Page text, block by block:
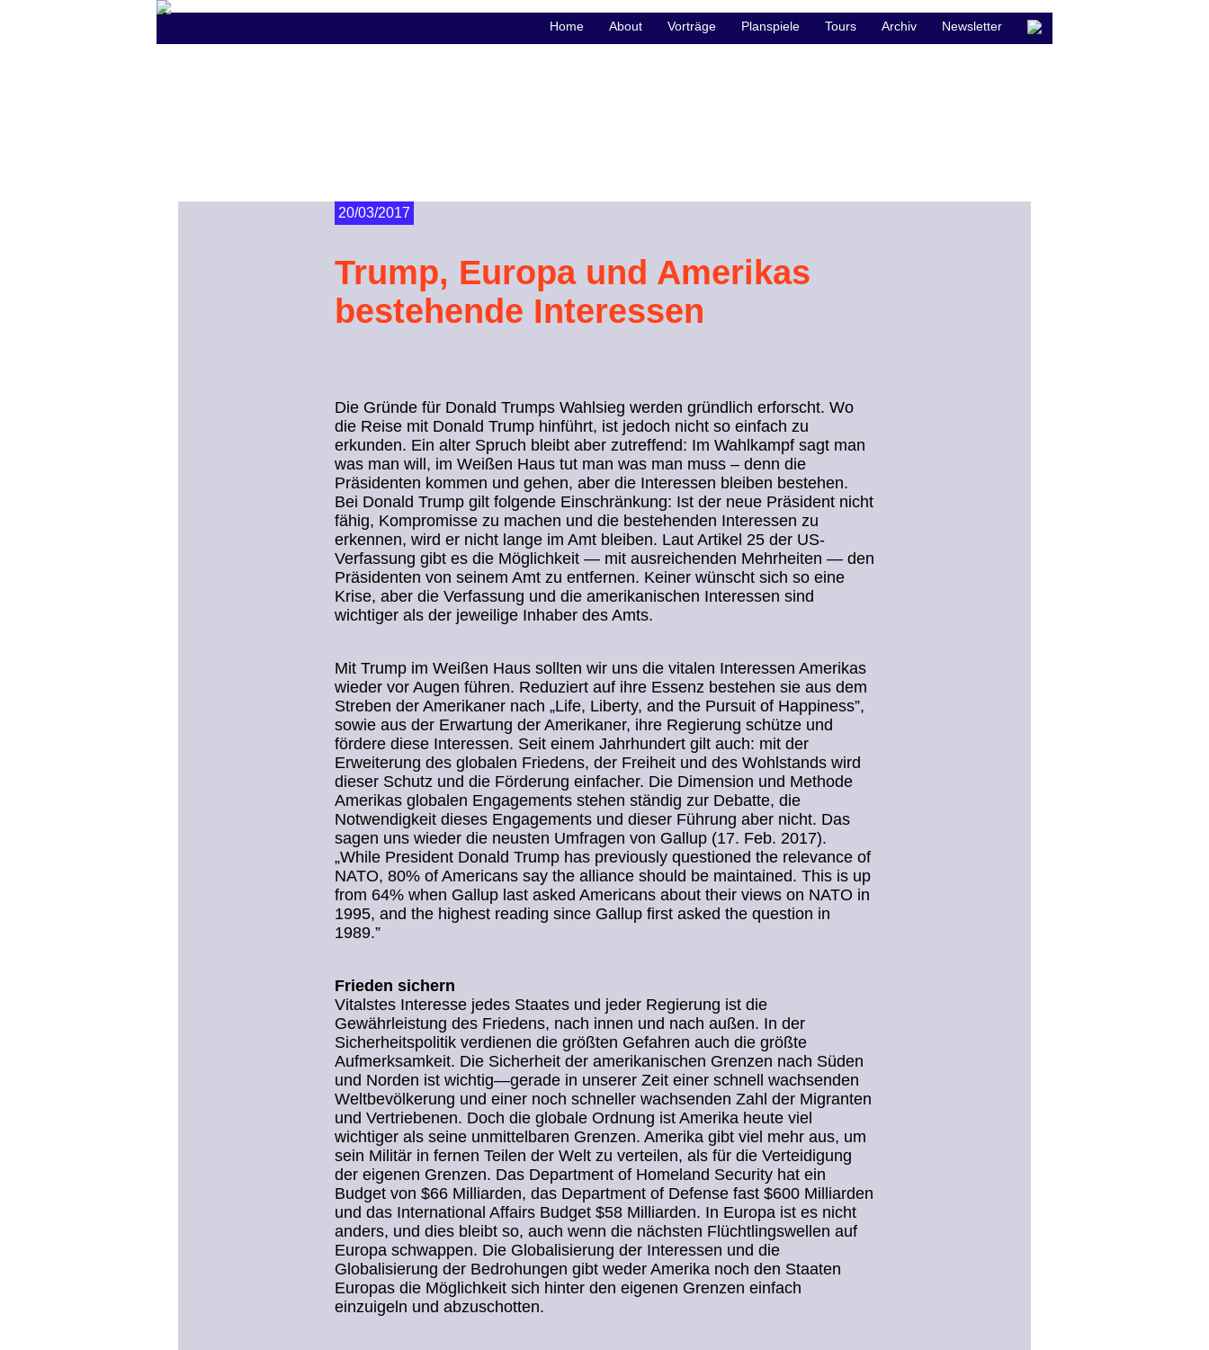
20/03/2017
Trump, Europa und Amerikas
bestehende Interessen
Die Gründe für Donald Trumps Wahlsieg werden gründlich erforscht. Wo
die Reise mit Donald Trump hinführt, ist jedoch nicht so einfach zu
erkunden. Ein alter Spruch bleibt aber zutreffend: Im Wahlkampf sagt man
was man will, im Weißen Haus tut man was man muss – denn die
Präsidenten kommen und gehen, aber die Interessen bleiben bestehen.
Bei Donald Trump gilt folgende Einschränkung: Ist der neue Präsident nicht
fähig, Kompromisse zu machen und die bestehenden Interessen zu
erkennen, wird er nicht lange im Amt bleiben. Laut Artikel 25 der US-
Verfassung gibt es die Möglichkeit — mit ausreichenden Mehrheiten — den
Präsidenten von seinem Amt zu entfernen. Keiner wünscht sich so eine
Krise, aber die Verfassung und die amerikanischen Interessen sind
wichtiger als der jeweilige Inhaber des Amts.
Mit Trump im Weißen Haus sollten wir uns die vitalen Interessen Amerikas
wieder vor Augen führen. Reduziert auf ihre Essenz bestehen sie aus dem
Streben der Amerikaner nach „Life, Liberty, and the Pursuit of Happiness”,
sowie aus der Erwartung der Amerikaner, ihre Regierung schütze und
fördere diese Interessen. Seit einem Jahrhundert gilt auch: mit der
Erweiterung des globalen Friedens, der Freiheit und des Wohlstands wird
dieser Schutz und die Förderung einfacher. Die Dimension und Methode
Amerikas globalen Engagements stehen ständig zur Debatte, die
Notwendigkeit dieses Engagements und dieser Führung aber nicht. Das
sagen uns wieder die neusten Umfragen von Gallup (17. Feb. 2017).
„While President Donald Trump has previously questioned the relevance of
NATO, 80% of Americans say the alliance should be maintained. This is up
from 64% when Gallup last asked Americans about their views on NATO in
1995, and the highest reading since Gallup first asked the question in
1989.”
Frieden sichern
Vitalstes Interesse jedes Staates und jeder Regierung ist die
Gewährleistung des Friedens, nach innen und nach außen. In der
Sicherheitspolitik verdienen die größten Gefahren auch die größte
Aufmerksamkeit. Die Sicherheit der amerikanischen Grenzen nach Süden
und Norden ist wichtig—gerade in unserer Zeit einer schnell wachsenden
Weltbevölkerung und einer noch schneller wachsenden Zahl der Migranten
und Vertriebenen. Doch die globale Ordnung ist Amerika heute viel
wichtiger als seine unmittelbaren Grenzen. Amerika gibt viel mehr aus, um
sein Militär in fernen Teilen der Welt zu verteilen, als für die Verteidigung
der eigenen Grenzen. Das Department of Homeland Security hat ein
Budget von $66 Milliarden, das Department of Defense fast $600 Milliarden
und das International Affairs Budget $58 Milliarden. In Europa ist es nicht
anders, und dies bleibt so, auch wenn die nächsten Flüchtlingswellen auf
Europa schwappen. Die Globalisierung der Interessen und die
Globalisierung der Bedrohungen gibt weder Amerika noch den Staaten
Europas die Möglichkeit sich hinter den eigenen Grenzen einfach
einzuigeln und abzuschotten.
Home About Vorträge Planspiele Tours Archiv Newsletter